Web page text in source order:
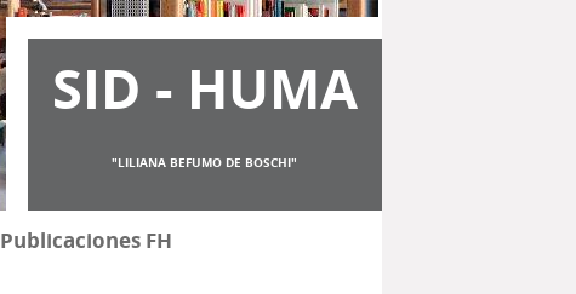
SID - HUMA
"LILIANA BEFUMO DE BOSCHI"
Publicaciones FH